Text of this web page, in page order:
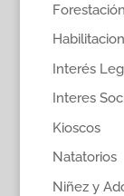
Forestación
Interés
Interes
Kioscos
Natatorios
Niñez y